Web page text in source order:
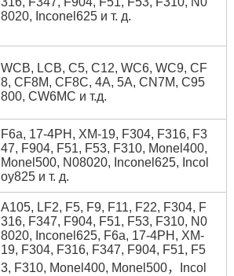
8020, Inconel625 и т. д.
WCB, LCB, C5, C12, WC6, WC9, CF
8, CF8M, CF8C, 4A, 5A, CN7M, C95
800, CW6MC и т.д.
F6a, 17-4PH, XM-19, F304, F316, F3
47, F904, F51, F53, F310, Monel400,
Monel500, N08020, Inconel625, Incol
oy825 и т. д.
A105, LF2, F5, F9, F11, F22, F304, F
316, F347, F904, F51, F53, F310, N0
8020, Inconel625, F6a, 17-4PH, XM-
19, F304, F316, F347, F904, F51, F5
3, F310, Monel400, Monel500，Incol